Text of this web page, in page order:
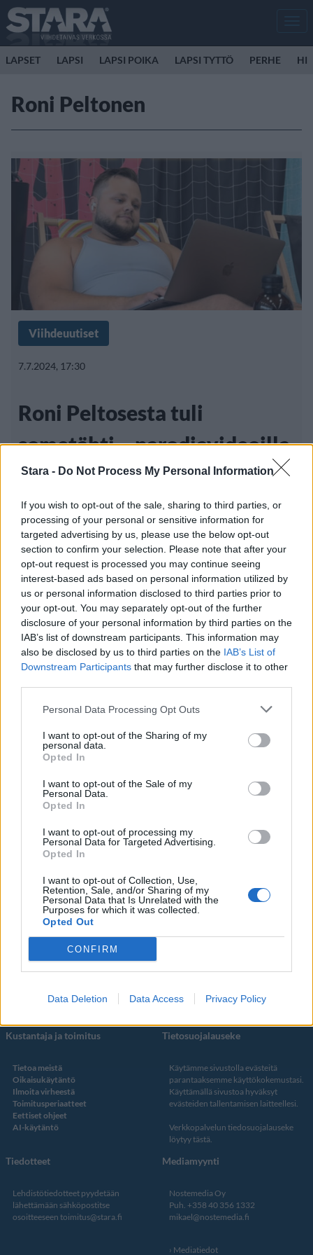
Stara - Do Not Process My Personal Information
If you wish to opt-out of the sale, sharing to third parties, or
processing of your personal or sensitive information for
targeted advertising by us, please use the below opt-out
section to confirm your selection. Please note that after your
opt-out request is processed you may continue seeing
interest-based ads based on personal information utilized by
us or personal information disclosed to third parties prior to
your opt-out. You may separately opt-out of the further
disclosure of your personal information by third parties on the
IAB’s list of downstream participants. This information may
also be disclosed by us to third parties on the IAB’s List of
Downstream Participants that may further disclose it to other
Personal Data Processing Opt Outs
I want to opt-out of the Sharing of my
personal data.
Opted In
I want to opt-out of the Sale of my
Personal Data.
Opted In
I want to opt-out of processing my
Personal Data for Targeted Advertising.
Opted In
I want to opt-out of Collection, Use,
Retention, Sale, and/or Sharing of my
Personal Data that Is Unrelated with the
Purposes for which it was collected.
Opted Out
CONFIRM
Data Deletion Data Access Privacy Policy
LAPSET LAPSI LAPSI POIKA LAPSI TYTTÖ PERHE
Roni Peltonen
Viihdeuutiset
7.7.2024, 17:30
Roni Peltosesta tuli
sometähti – parodiavideoilla
huima suosio
Suomalainen painonnostaja Roni Peltonen on
noussut suosituksi sometähdeksi
Instagramissa julkaisemillaan
Info
Tietosuojalauseke
Mediatiedot
RSS-ohje
Yhteistyössä
Jocka
Päivän Lehti
Lifestyle
Koti & Asuminen
Viihde
StaraTV
Autot
Elokuvat
Some
YouTube
Instagram
Twitter
Kustantaja ja toimitus
Tietoa meistä
Oikaisukäytäntö
Ilmoita virheestä
Toimitusperiaatteet
Eettiset ohjeet
AI-käytäntö
Tietosuojalauseke
Käytämme sivustolla evästeitä
parantaaksemme käyttökokemustasi.
Käyttämällä sivustoa hyväksyt
evästeiden tallentamisen laitteellesi.
Verkkopalvelun tiedosuojalauseke
löytyy tästä
Tiedotteet
Lehdistötiedotteet pyydetään
lähettämään sähköpostitse
osoitteeseen toimitus@stara.fi
Mediamyynti
Nostemedia Oy
Puh. +358 40 356 1332
mikael@nostemedia.fi
Mediatiedot